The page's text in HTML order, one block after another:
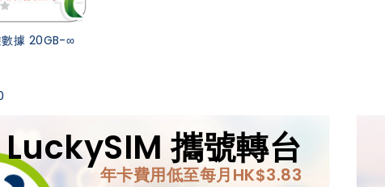
據 20GB-∞
LuckySIM 攜號轉台
年卡費用低至每月HK$3.83